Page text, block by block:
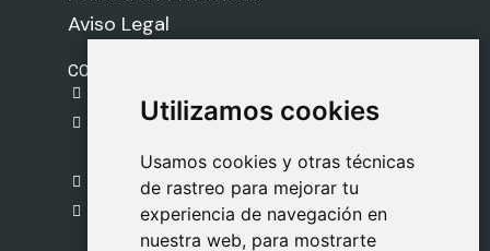
Utilizamos cookies
Usamos cookies y otras técnicas
de rastreo para mejorar tu
experiencia de navegación en
nuestra web, para mostrarte
Utilizamos cookies
Usamos cookies y otras técnicas
de rastreo para mejorar tu
experiencia de navegación en
nuestra web, para mostrarte
Aviso Legal
CONTACTO
C. del Pradillo, 6, 28770 Colmenar Viejo,
Madrid
918 459 877
Lunes a Viernes
09:00 - 13:00